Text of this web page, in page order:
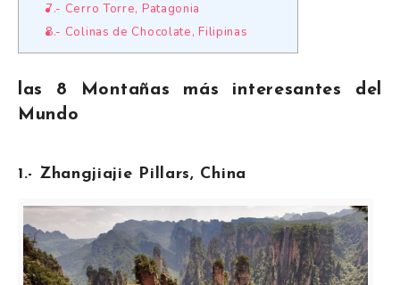
7.- Cerro Torre, Patagonia
8.- Colinas de Chocolate, Filipinas
las 8 Montañas más interesantes del
Mundo
1.- Zhangjiajie Pillars, China